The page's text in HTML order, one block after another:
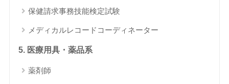
保健請求事務技能検定試験
メディカルレコードコーディネーター
5. 医療用具・薬品系
薬剤師